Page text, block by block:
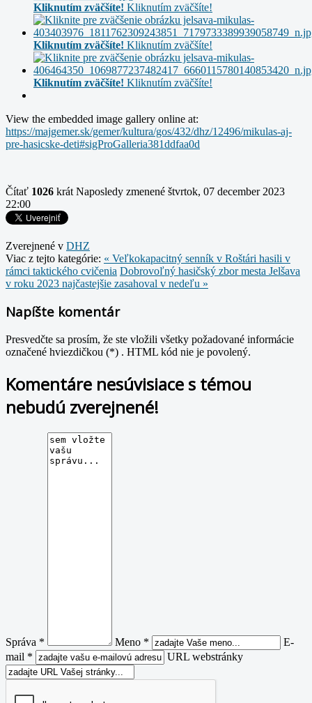
Kliknutím zväčšíte! Kliknutím zväčšíte!
Kliknutím zväčšíte! Kliknutím zväčšíte!
Kliknutím zväčšíte! Kliknutím zväčšíte!
View the embedded image gallery online at:
https://majgemer.sk/gemer/kultura/gos/432/dhz/12496/mikulas-aj-
pre-hasicske-deti#sigProGalleria381ddfaa0d
Čítať 1026 krát Naposledy zmenené štvrtok, 07 december 2023
22:00
Zverejnené v DHZ
Viac z tejto kategórie: « Veľkokapacitný senník v Roštári hasili v
rámci taktického cvičenia Dobrovoľný hasičský zbor mesta Jelšava
v roku 2023 najčastejšie zasahoval v nedeľu »
Napíšte komentár
Presvedčte sa prosím, že ste vložili všetky požadované informácie
označené hviezdičkou (*) . HTML kód nie je povolený.
Komentáre nesúvisiace s témou
nebudú zverejnené!
Správa * Meno *
E-
mail *
URL webstránky